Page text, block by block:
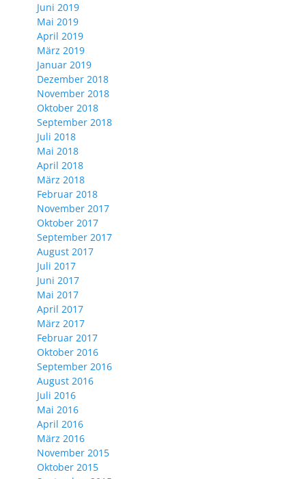
Juni 2019
Mai 2019
April 2019
März 2019
Januar 2019
Dezember 2018
November 2018
Oktober 2018
September 2018
Juli 2018
Mai 2018
April 2018
März 2018
Februar 2018
November 2017
Oktober 2017
September 2017
August 2017
Juli 2017
Juni 2017
Mai 2017
April 2017
März 2017
Februar 2017
Oktober 2016
September 2016
August 2016
Juli 2016
Mai 2016
April 2016
März 2016
November 2015
Oktober 2015